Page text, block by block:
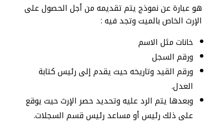
هو عبارة عن نموذج يتم تقديمه من أجل الحصول على
الإرث الخاص بالميت وتجد فيه :
خانات مثل الاسم
ورقم السجل
ورقم القيد وتاريخه حيث يقدم إلى رئيس كتابة
العدل.
وبعدها يتم الرد عليه وتحديد حصر الإرث حيث يوقع
على ذلك رئيس أو مساعد رئيس قسم السجلات.